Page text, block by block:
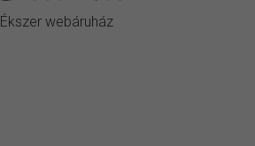
Ékszer webáruház